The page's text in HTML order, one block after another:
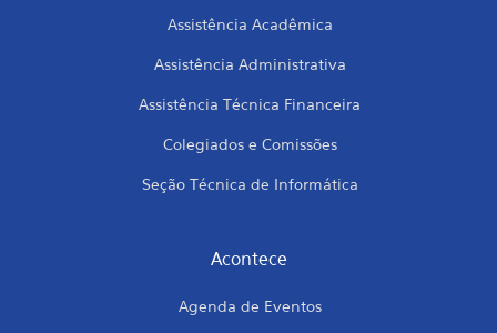
Assistência Acadêmica
Assistência Administrativa
Assistência Técnica Financeira
Colegiados e Comissões
Seção Técnica de Informática
Acontece
Agenda de Eventos